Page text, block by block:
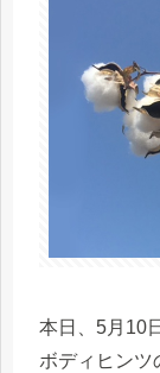
本日、5月10
ボディヒンツ